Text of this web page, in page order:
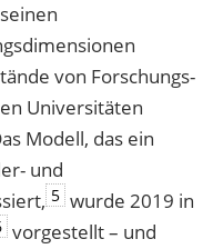
von Forschungs-
Universitäten
Modell, das ein
und
5 wurde 2019 in
vorgestellt – und